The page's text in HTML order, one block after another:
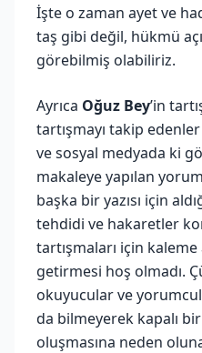
İşte o zaman ayet ve
taş gibi değil, hükmü
görebilmiş olabiliriz.
Ayrıca Oğuz Bey’in
tartışmayı takip
ve sosyal medyada ki
makaleye yapılan
başka bir yazısı için
tehdidi ve hakaretler
tartışmaları için kaleme
getirmesi hoş olmadı.
okuyucular ve
da bilmeyerek kapalı
oluşmasına neden